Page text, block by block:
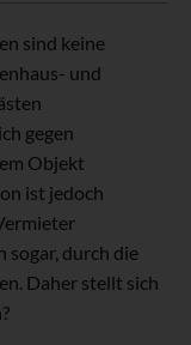
sind keine
und
gegen
Objekt
ist jedoch
sogar, durch die
Daher stellt sich